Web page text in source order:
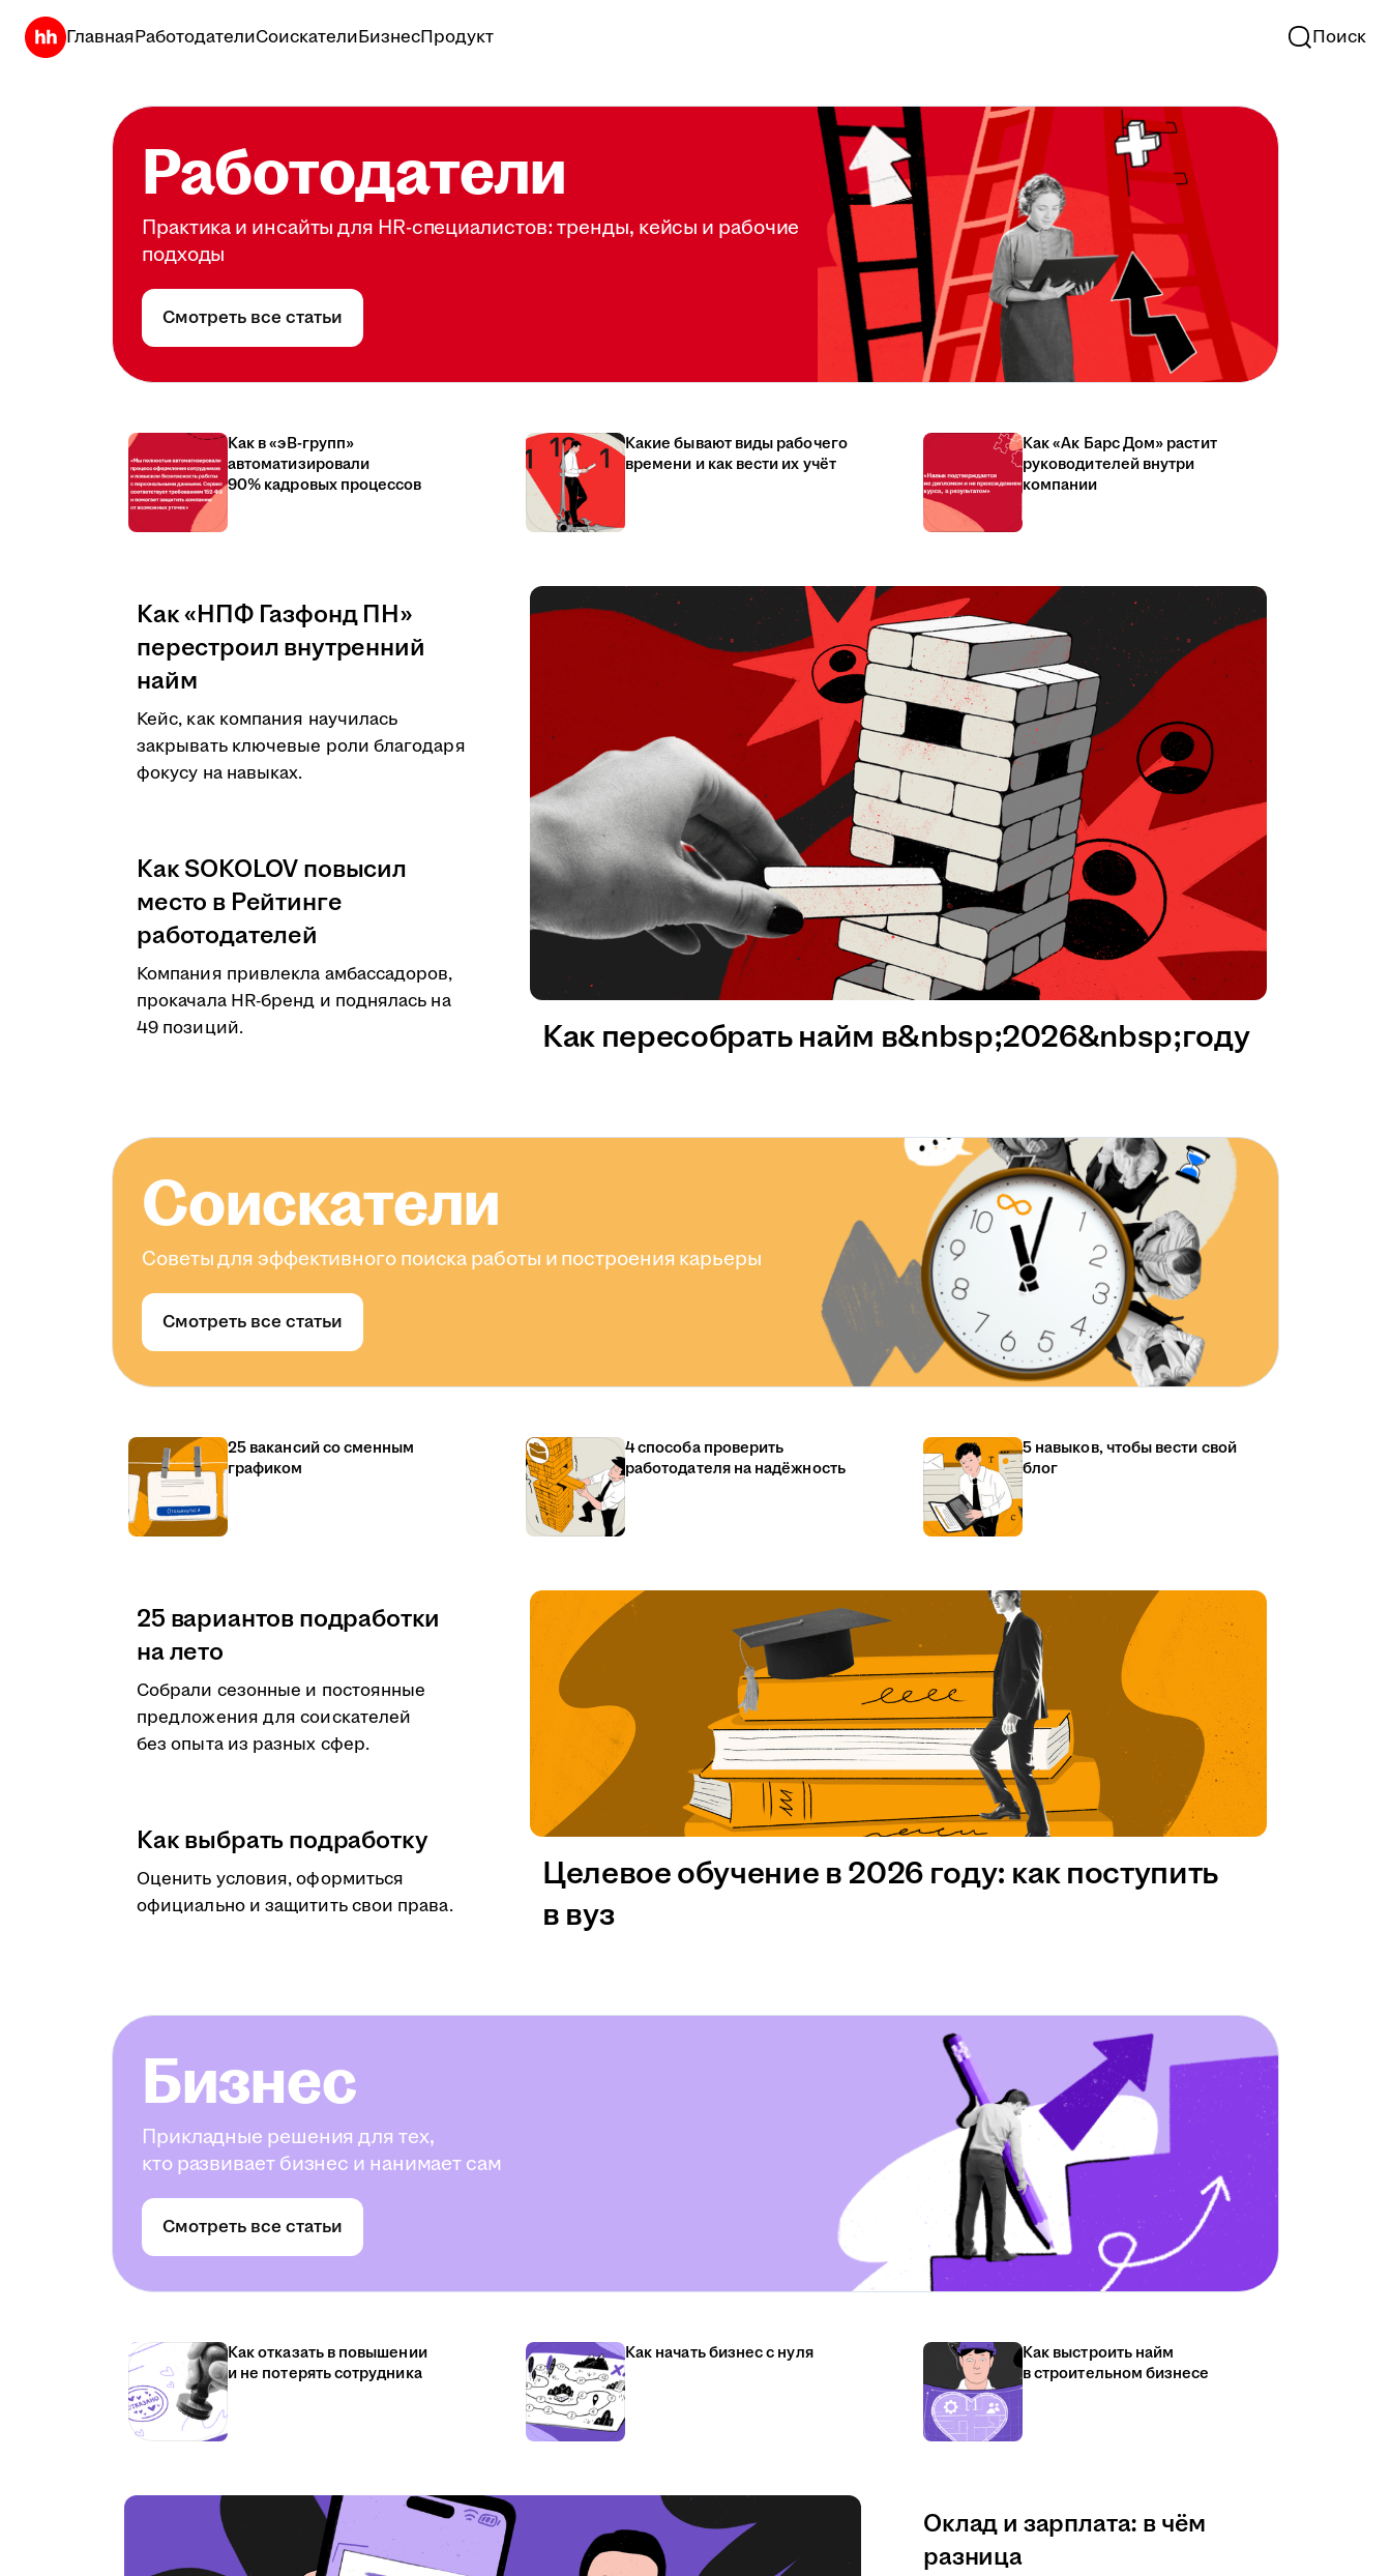
ГлавнаяРаботодателиСоискателиБизнесПродукт Поиск
Работодатели
Практика и инсайты для HR-специалистов: тренды, кейсы и рабочие
подходы
Смотреть все статьи
Как в «эВ-групп»
автоматизировали
90% кадровых процессов
Какие бывают виды рабочего
времени и как вести их учёт
Как «Ак Барс Дом» растит
руководителей внутри
компании
Как «НПФ Газфонд ПН»
перестроил внутренний
найм
Кейс, как компания научилась
закрывать ключевые роли благодаря
фокусу на навыках.
Как SOKOLOV повысил
место в Рейтинге
работодателей
Компания привлекла амбассадоров,
прокачала HR-бренд и поднялась на
49 позиций.
Как пересобрать найм в&nbsp;2026&nbsp;году
Соискатели
Советы для эффективного поиска работы и построения карьеры
Смотреть все статьи
25 вакансий со сменным
графиком
4 способа проверить
работодателя на надёжность
5 навыков, чтобы вести свой
блог
25 вариантов подработки
на лето
Собрали сезонные и постоянные
предложения для соискателей
без опыта из разных сфер.
Как выбрать подработку
Оценить условия, оформиться
официально и защитить свои права.
Целевое обучение в 2026 году: как поступить
в вуз
Бизнес
Прикладные решения для тех,
кто развивает бизнес и нанимает сам
Смотреть все статьи
Как отказать в повышении
и не потерять сотрудника
Как начать бизнес с нуля
Как выстроить найм
в строительном бизнесе
Оклад и зарплата: в чём
разница